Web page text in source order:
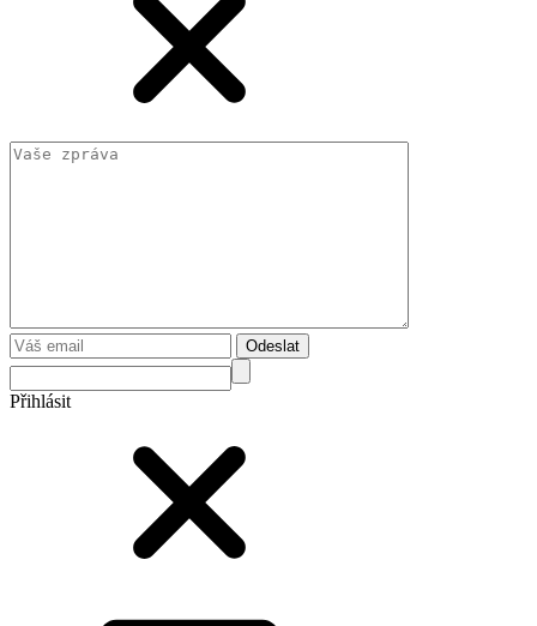
Odeslat
Přihlásit